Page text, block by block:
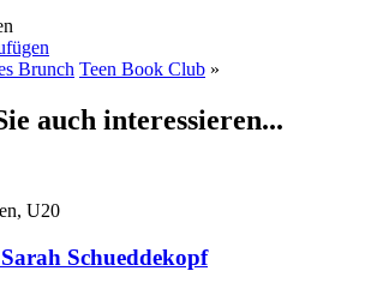
Brunch Teen Book Club »
auch interessieren...
U20
Schueddekopf